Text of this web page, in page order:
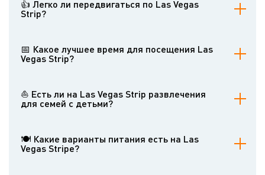
найти менее чем за 50 долларов за ночь, в то время как
роскошные люксы могут стоить тысячи долларов за ночь.
👍 Легко ли передвигаться по Las Vegas
Strip?
переходов, соединяющих объекты. Есть также монорельсовая
система, автобусные службы и множество такси и сервисов
совместных поездок. Однако пешие расстояния могут быть
📅 Какое лучшее время для посещения Las
Vegas Strip?
предлагают более мягкие температуры. Летом жарко, но сезон
бассейнов в разгаре. Зимой прохладнее и может быть меньше
людей, за исключением крупных событий или праздников.
⛵ Есть ли на Las Vegas Strip развлечения
для семей с детьми?
относятся аквариум Shark Reef в Mandalay Bay, американские
горки Big Apple в New York-New York и музей восковых фигур
Madame Tussauds. Однако важно отметить, что Las Vegas Strip в
🍽 Какие варианты питания есть на Las
Vegas Stripе?